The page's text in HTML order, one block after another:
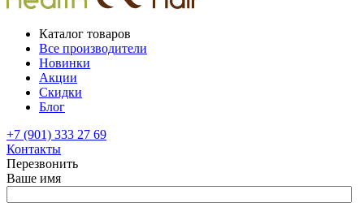
Каталог товаров
Все производители
Новинки
Акции
Скидки
Блог
+7 (901) 333 27 69
Контакты
Перезвонить
Ваше имя